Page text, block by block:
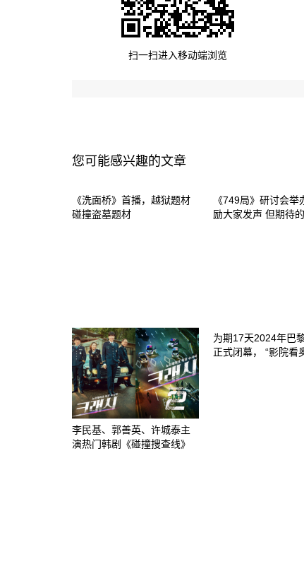
扫一扫进入移动端浏览
您可能感兴趣的文章
《洗面桥》首播，越狱题材
碰撞盗墓题材
《749局》研讨会举
励大家发声 但期待
李民基、郭善英、许城泰主
演热门韩剧《碰撞搜查线》
为期17天2024年巴
正式闭幕， “影院看